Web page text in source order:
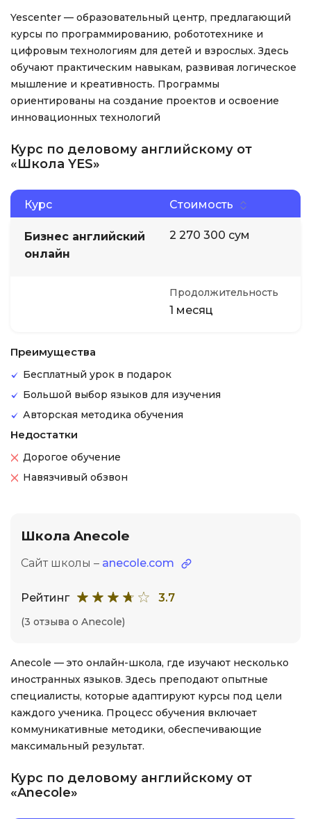
Yescenter — образовательный центр, предлагающий
курсы по программированию, робототехнике и
цифровым технологиям для детей и взрослых. Здесь
обучают практическим навыкам, развивая логическое
мышление и креативность. Программы
ориентированы на создание проектов и освоение
инновационных технологий
Курс по деловому английскому от
«Школа YES»
Курс Стоимость
Бизнес английский
онлайн
2 270 300 сум
Продолжительность
1 месяц
Преимущества
Бесплатный урок в подарок
Большой выбор языков для изучения
Авторская методика обучения
Недостатки
Дорогое обучение
Навязчивый обзвон
Школа Anecole
Сайт школы – anecole.com
Рейтинг 3.7
(3 отзыва о Anecole)
Anecole — это онлайн-школа, где изучают несколько
иностранных языков. Здесь преподают опытные
специалисты, которые адаптируют курсы под цели
каждого ученика. Процесс обучения включает
коммуникативные методики, обеспечивающие
максимальный результат.
Курс по деловому английскому от
«Anecole»